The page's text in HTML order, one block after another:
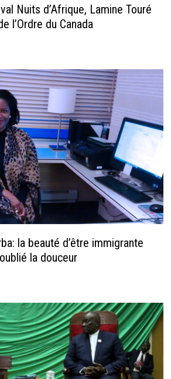
Nuits d’Afrique, Lamine Touré
l’Ordre du Canada
la beauté d’être immigrante
la douceur